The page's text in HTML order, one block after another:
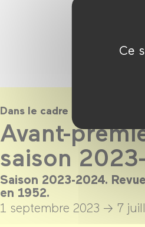
Ce
Dans le cadre de
Avant-
saison
Saison 2023-2024.
en 1952.
1 septembre 2023 → 7